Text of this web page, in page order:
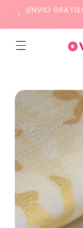
directamente
¡ENVIO
directamente
a la
información
del producto